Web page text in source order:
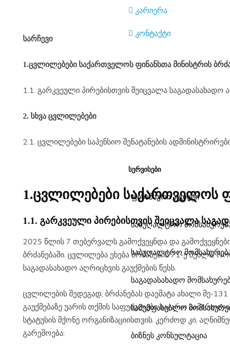
კარიერა
კონტაქტი
ᲡᲔᲠᲕᲘᲡᲔᲑᲘ
ფინანსური აუდიტი
საბუღალტრო
საბუღალტრო
საგადასახადო
საშემფასებლო
ბიზნეს კონსულტაცია
სარჩევი
1.ცვლილებები საქართველოს ფინანსთა მინისტრის
1.1. გარკვეული პირებისთვის შეიცვალა საგადასახადო
2. სხვა ცვლილებები
2.1. ცვლილებები საპენსიო შენატანების
1.ცვლილებები საქართველოს
1.1. გარკვეული პირებისთვის შეიცვალა
2025 წლის 7 თებერვალს გამოქვეყნდა და გამოქვეყნებისთანავე ამოქმედდა ცვლილება „გადასახადების ადმინისტრირების შესახებ“ ფინანსთა მინისტრის N996
ბრძანებაში. ცვლილება ეხება ბრძანების 71-ე მუხლს,
საგადასახადო აღრიცხვის გაუქმების წესს.
ცვლილების შედეგად, ბრძანებას დაემატა ახალი მე-13 1
გაუქმებაზე უარის თქმის საფუძვლები საჯარო
სტატუსის მქონე ორგანიზაციისთვის. კერძოდ კი,
გარემოება: